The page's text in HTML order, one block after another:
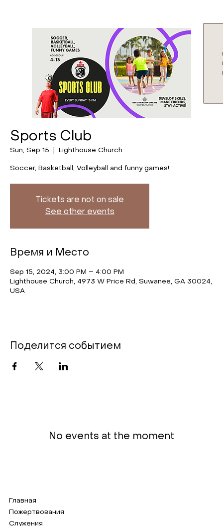
No events at the moment
Sports Club
Sun, Sep 15 Lighthouse Church
Soccer, Basketball, Volleyball and funny games!
Tickets are not on sale
See other events
Время и Место
Sep 15, 2024, 3:00 PM – 4:00 PM
Lighthouse Church, 4973 W Price Rd, Suwanee, GA 30024,
USA
Поделится событием
Главная
Пожертвования
Служения